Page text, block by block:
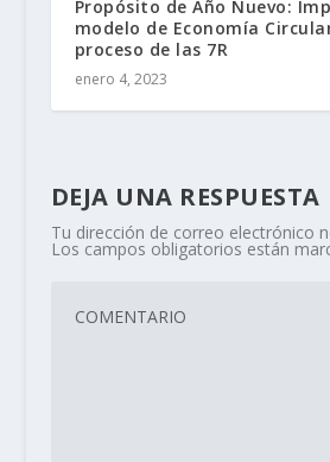
Propósito de Año Nuevo:
modelo de Economía
proceso de las 7R
enero 4, 2023
DEJA UNA RESPUESTA
Tu dirección de correo electrónico
Los campos obligatorios están